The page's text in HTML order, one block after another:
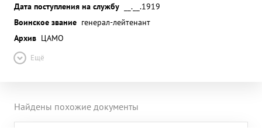
Дата поступления на службу
__.__.1919
Воинское звание генерал-лейтенант
Архив ЦАМО
Ещё
Найдены похожие документы